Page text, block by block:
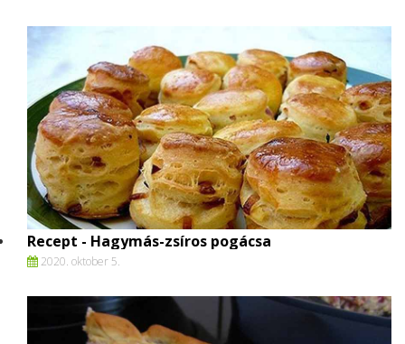
Recept - Hagymás-zsíros pogácsa
2020. oktober 5.